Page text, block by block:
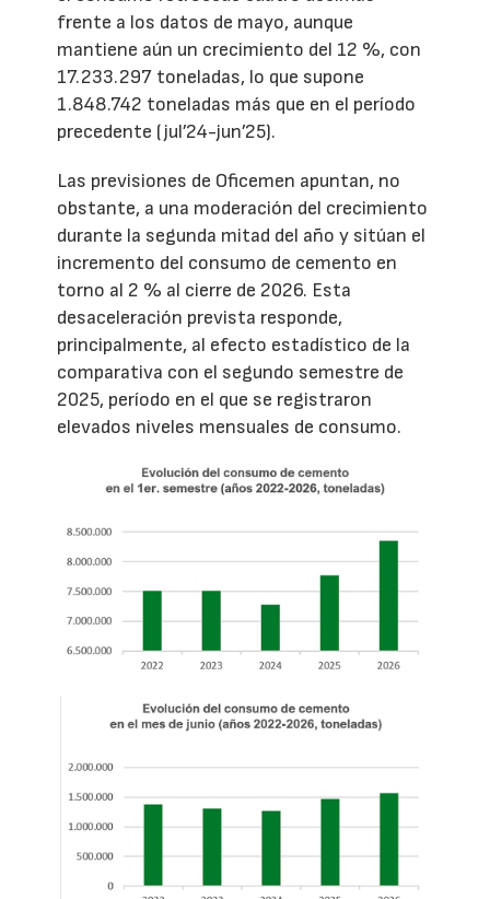
frente a los datos de mayo, aunque
mantiene aún un crecimiento del 12 %, con
17.233.297 toneladas, lo que supone
1.848.742 toneladas más que en el período
precedente (jul’24-jun’25).
Las previsiones de Oficemen apuntan, no
obstante, a una moderación del crecimiento
durante la segunda mitad del año y sitúan el
incremento del consumo de cemento en
torno al 2 % al cierre de 2026. Esta
desaceleración prevista responde,
principalmente, al efecto estadístico de la
comparativa con el segundo semestre de
2025, período en el que se registraron
elevados niveles mensuales de consumo.